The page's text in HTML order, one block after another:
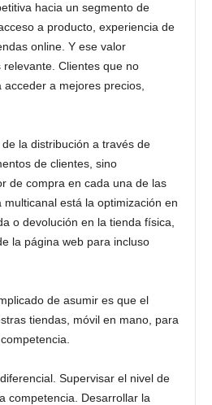
hacia un segmento de
a producto, experiencia de
online. Y ese valor
Clientes que no
a mejores precios,
la distribución a través de
de clientes, sino
de compra en cada una de las
está la optimización en
o devolución en la tienda física,
la página web para incluso
de asumir es que el
tiendas, móvil en mano, para
Supervisar el nivel de
competencia. Desarrollar la